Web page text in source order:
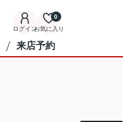
ログインお気に入り
0
来店予約